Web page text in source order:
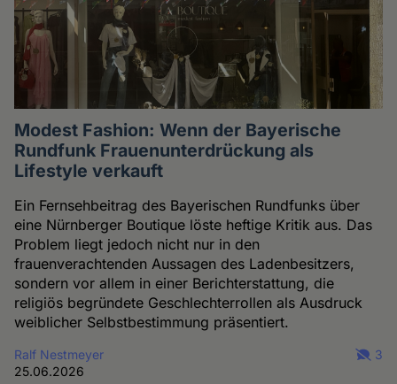
Modest Fashion: Wenn der Bayerische
Rundfunk Frauenunterdrückung als
Lifestyle verkauft
Ein Fernsehbeitrag des Bayerischen Rundfunks über
eine Nürnberger Boutique löste heftige Kritik aus. Das
Problem liegt jedoch nicht nur in den
frauenverachtenden Aussagen des Ladenbesitzers,
sondern vor allem in einer Berichterstattung, die
religiös begründete Geschlechterrollen als Ausdruck
weiblicher Selbstbestimmung präsentiert.
Ralf Nestmeyer
25.06.2026
3